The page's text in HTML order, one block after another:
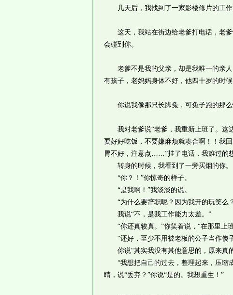
几天后，我找到了一家影楼修片的工作
这天，我站在街边给老爹打电话，老爹
会碰到你。
老爹不是我的父亲，却是我唯一的亲人
有孩子，老妈妈身体不好，他四十岁的时
你说我像那只长脚兔，可兔子跑的那么
我对老爹说“老爹，我重新上班了。这
要好好吃饭，不要嫌麻烦就凑合啊！！我
胃不好，注意点……”挂了电话，我难过的
转身的时候，我看到了一旁买烟的你。
“你？！”你惊奇的样子。
“是我啊！”我淡淡的说。
“为什么要辞职呢？因为我开的玩笑么？
我说“不，是我工作能力太差。”
“你还真较真。”你笑着说，“在那里上班
“还好，至少不用被老板的公子当作傻子
你说“其实我没有其他意思的，原来真的
“我想把自己的过去，整理起来，压缩成
睛，说“丢弃？”你说“是的。我想重生！”